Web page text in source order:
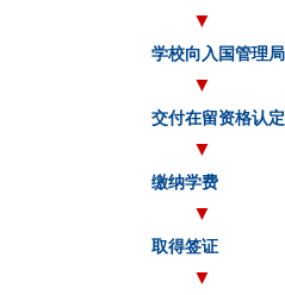
▼
学校向入国管理
▼
交付在留资格认
▼
缴纳学费
▼
取得签证
▼